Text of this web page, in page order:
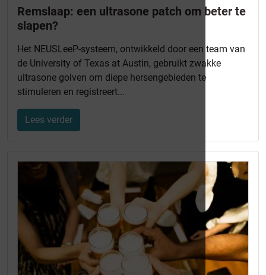
Remslaap: een ultrasone patch om beter te
slapen?
Het NEUSLeeP-systeem, ontwikkeld door een team van
de University of Texas at Austin, gebruikt zwakke
ultrasone golven om diepe hersengebieden te
stimuleren en registreert...
Lees verder